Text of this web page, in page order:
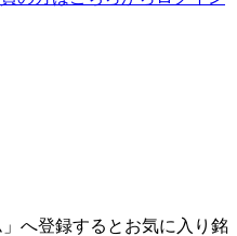
へ登録するとお気に入り銘